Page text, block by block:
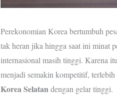
Perekonomian Korea bertumbuh
tak heran jika hingga saat ini minat
internasional masih tinggi. Karena
menjadi semakin kompetitif,
Korea Selatandengan gelar tinggi.